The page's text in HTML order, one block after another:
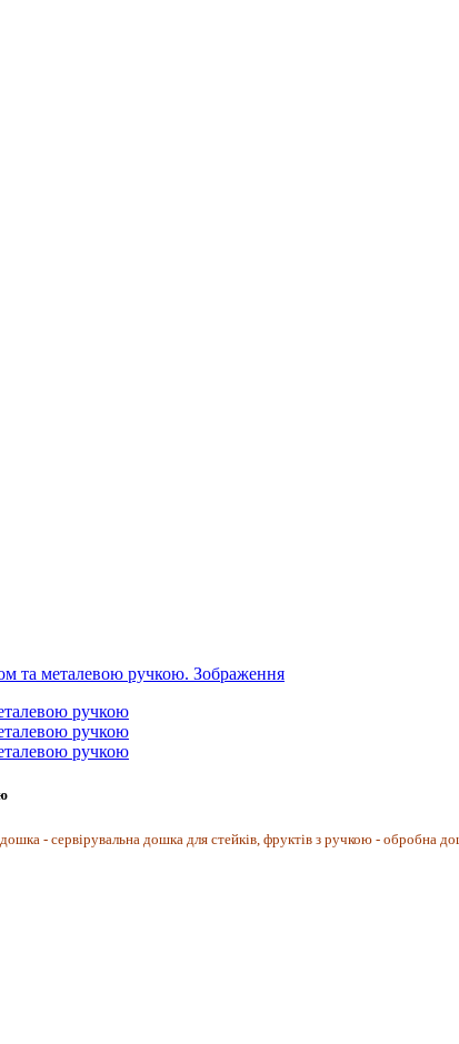
- сервірувальна дошка для стейків, фруктів з ручкою - обробна